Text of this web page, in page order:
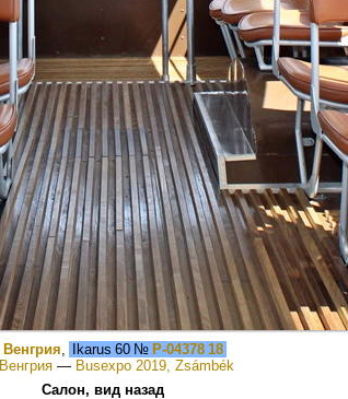
Венгрия, Ikarus 60 № P-04378 18
Венгрия— Busexpo 2019, Zsámbék
Салон, вид назад